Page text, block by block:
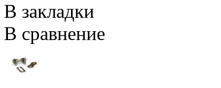
В закладки
В сравнение